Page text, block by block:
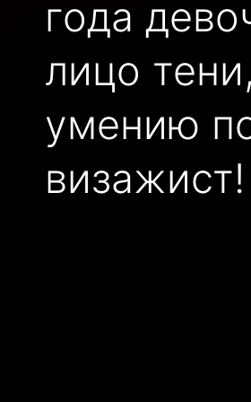
года
лицо
умению
визажист!